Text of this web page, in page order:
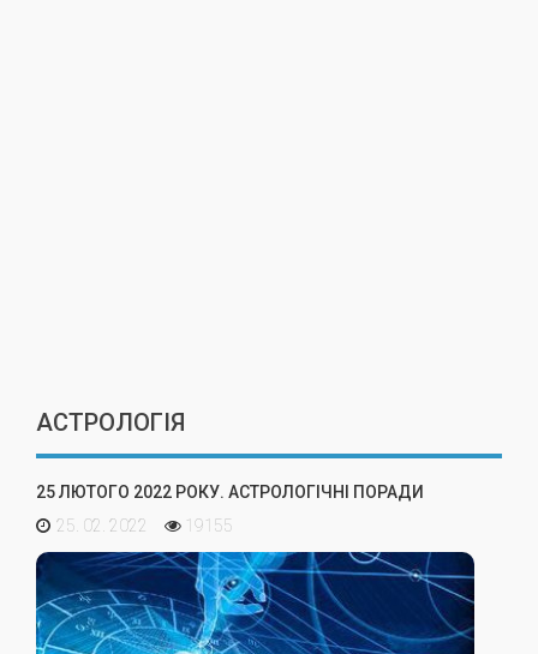
АСТРОЛОГІЯ
25 ЛЮТОГО 2022 РОКУ. АСТРОЛОГІЧНІ ПОРАДИ
25. 02. 2022
19155